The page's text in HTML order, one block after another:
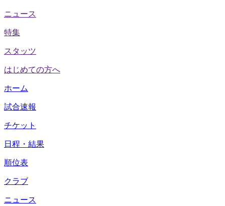
ニュース
特集
スタッツ
はじめての方へ
ホーム
試合速報
チケット
日程・結果
順位表
クラブ
ニュース